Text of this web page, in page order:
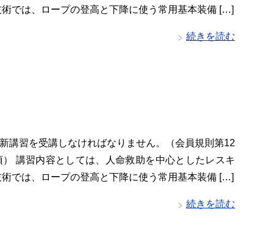
では、ロープの登高と下降に使う常用基本装備 […]
続きを読む
講習を受講しなければなりません。（会員規則第12
講習内容としては、人命救助を中心としたレスキ
では、ロープの登高と下降に使う常用基本装備 […]
続きを読む